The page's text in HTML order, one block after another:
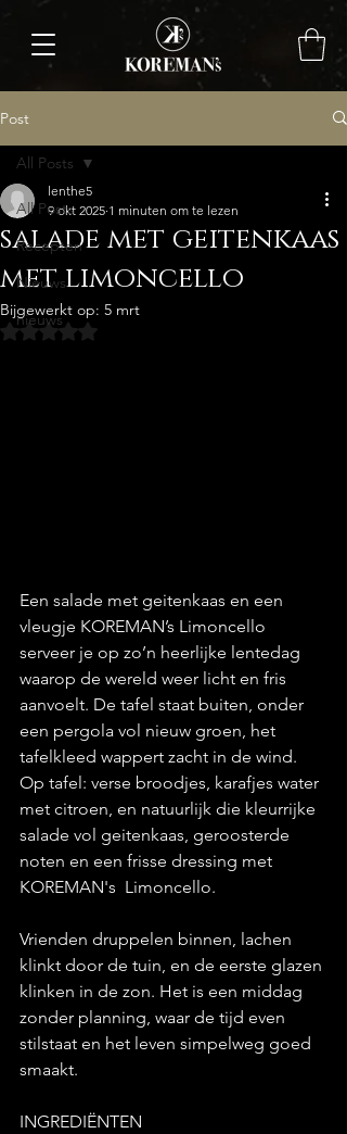
Post
All Posts
Recepten
Nieuws
nieuws
All Posts
salade met geitenkaas
met limoncello
lenthe5
9 okt 2025 1 minuten om te lezen
Bijgewerkt op: 5 mrt
Beoordeeld met NaN uit 5 sterren.
Een salade met geitenkaas en een
vleugje KOREMAN’s Limoncello
serveer je op zo’n heerlijke lentedag
waarop de wereld weer licht en fris
aanvoelt. De tafel staat buiten, onder
een pergola vol nieuw groen, het
tafelkleed wappert zacht in de wind.
Op tafel: verse broodjes, karafjes water
met citroen, en natuurlijk die kleurrijke
salade vol geitenkaas, geroosterde
noten en een frisse dressing met
KOREMAN's  Limoncello.
Vrienden druppelen binnen, lachen
klinkt door de tuin, en de eerste glazen
klinken in de zon. Het is een middag
zonder planning, waar de tijd even
stilstaat en het leven simpelweg goed
smaakt.
INGREDIËNTEN